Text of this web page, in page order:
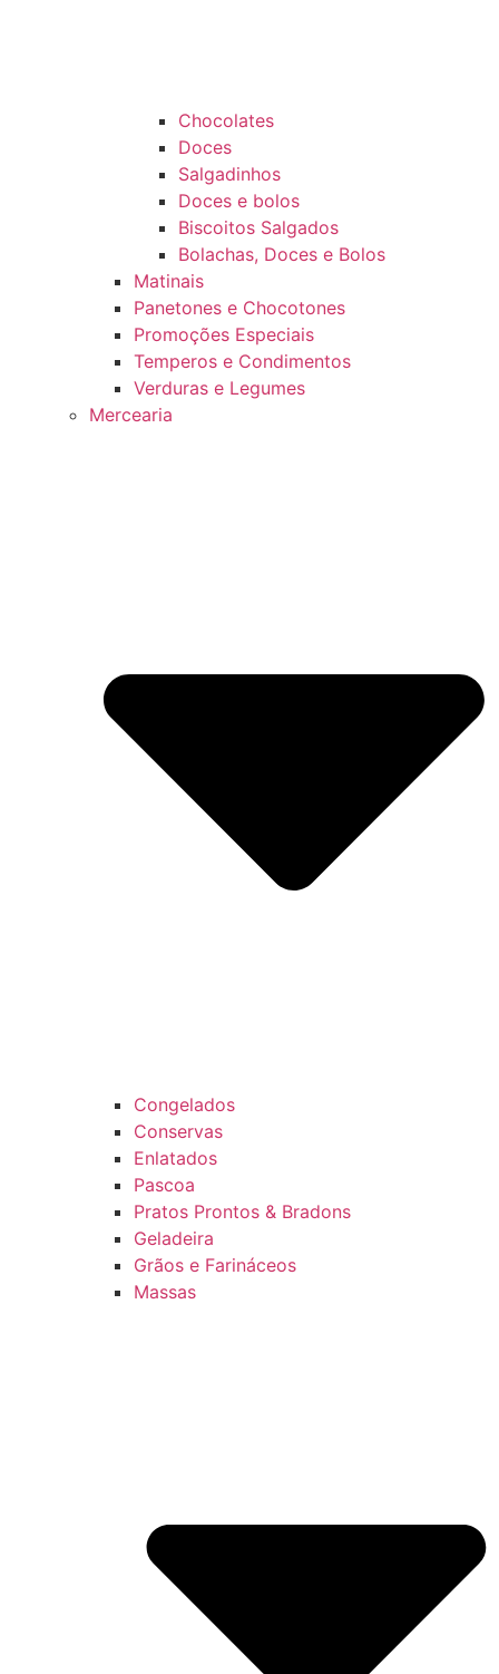
Chocolates
Doces
Salgadinhos
Doces e bolos
Biscoitos Salgados
Bolachas, Doces e Bolos
Matinais
Panetones e Chocotones
Promoções Especiais
Temperos e Condimentos
Verduras e Legumes
Mercearia
Congelados
Conservas
Enlatados
Pascoa
Pratos Prontos & Bradons
Geladeira
Grãos e Farináceos
Massas